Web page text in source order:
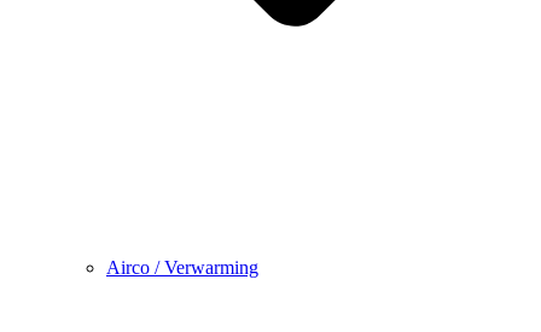
Airco / Verwarming